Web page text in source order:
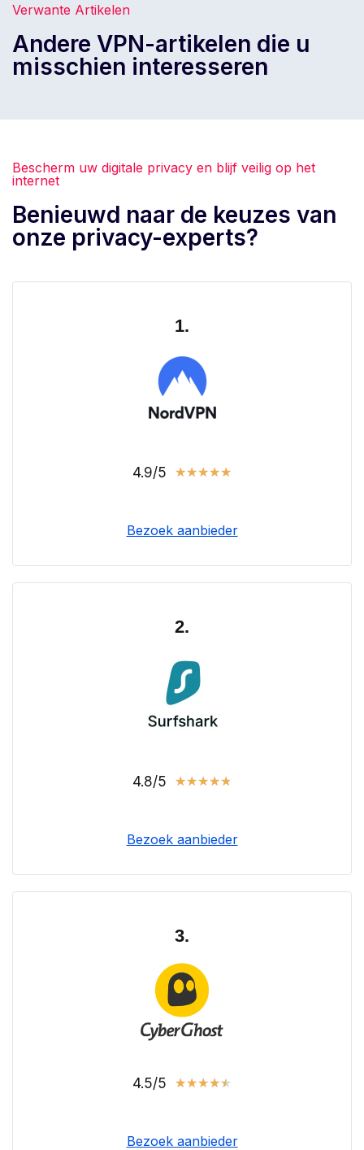
Verwante Artikelen
Andere VPN-artikelen die u
misschien interesseren
Bescherm uw digitale privacy en blijf veilig op het
internet
Benieuwd naar de keuzes van
onze privacy-experts?
1.
4.9/5 ★★★★★
Bezoek aanbieder
2.
4.8/5 ★★★★★
Bezoek aanbieder
3.
4.5/5 ★★★★★
Bezoek aanbieder